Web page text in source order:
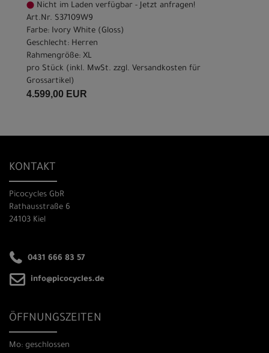
Nicht im Laden verfügbar - Jetzt anfragen!
Art.Nr. S37109W9
Farbe: Ivory White (Gloss)
Geschlecht: Herren
Rahmengröße: XL
pro Stück (inkl. MwSt. zzgl. Versandkosten für
Grossartikel )
4.599,00 EUR
KONTAKT
Picocycles GbR
Rathausstraße 6
24103 Kiel
0431 666 83 57
info@picocycles.de
ÖFFNUNGSZEITEN
Mo: geschlossen